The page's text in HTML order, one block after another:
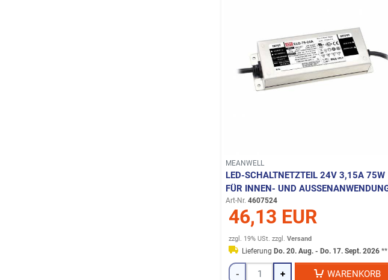
MEANWELL
LED-SCHALTNETZTEIL 24V 3,15A 75W
FÜR INNEN- UND AUSSENANWENDUNG
Art-Nr. 4607524
46,13 EUR
zzgl. 19% USt. zzgl.Versand
Lieferung Do. 20. Aug. - Do. 17. Sept. 2026 **
- + WARENKORB